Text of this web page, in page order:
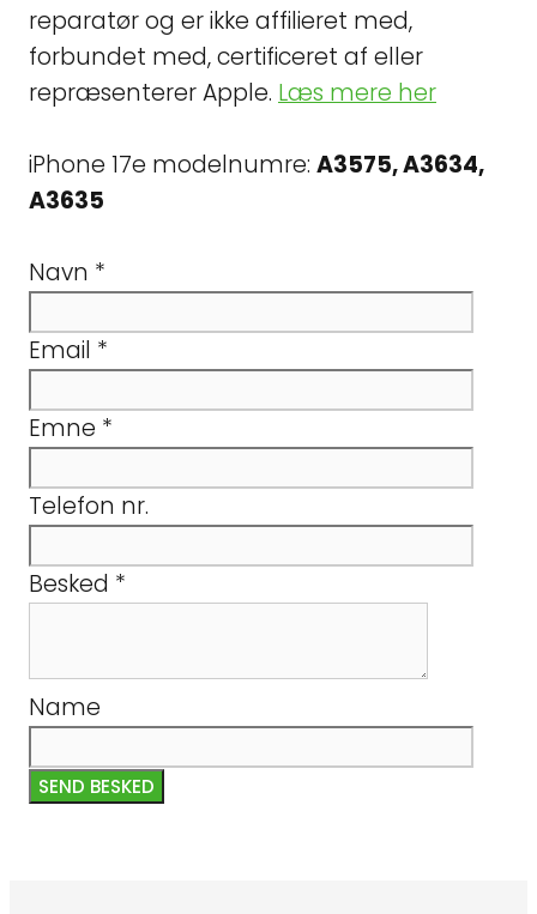
reparatør og er ikke affilieret med,
forbundet med, certificeret af eller
repræsenterer Apple. Læs mere her
iPhone 17e modelnumre: A3575, A3634,
A3635
Navn *
Email *
Emne *
Telefon nr.
Besked *
Name
SEND BESKED